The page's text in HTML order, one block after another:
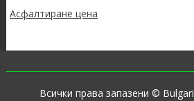
Асфалтиране цена
Всички права запазени ©